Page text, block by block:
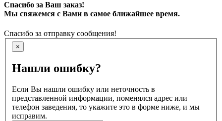
Спасибо за Ваш заказ!
Мы свяжемся с Вами в самое ближайшее время.
Спасибо за отправку сообщения!
×
Нашли ошибку?
Если Вы нашли ошибку или неточность в
представленной информации, поменялся адрес или
телефон заведения, то укажите это в форме ниже, и мы
исправим.